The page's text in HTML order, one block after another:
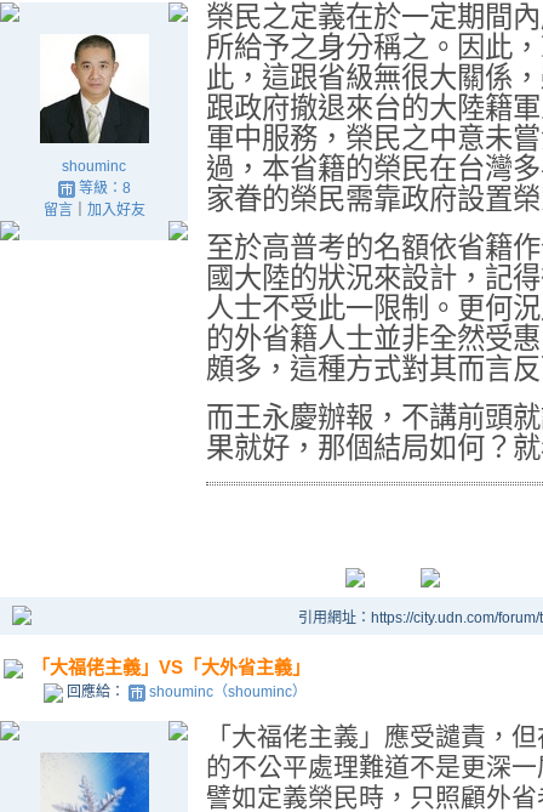
shouminc
等級：8
留言｜ 加入好友
榮民之定義在於一定期間
所給予之身分稱之。因此
此，這跟省級無很大關係
跟政府撤退來台的大陸籍
軍中服務，榮民之中意未
過，本省籍的榮民在台灣
家眷的榮民需靠政府設置
至於高普考的名額依省籍
國大陸的狀況來設計，記
人士不受此一限制。更何
的外省籍人士並非全然受
頗多，這種方式對其而言
而王永慶辦報，不講前頭
果就好，那個結局如何？
引用網址：https://city.udn.com/
「大福佬主義」VS「大外省主義」
回應給： shouminc（shouminc）
「大福佬主義」應受譴責，
的不公平處理難道不是更深
譬如定義榮民時，只照顧外